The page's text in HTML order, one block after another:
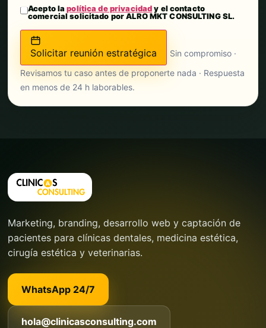
Acepto lapolítica de privacidady el contacto
comercial solicitado por ALRO MKT CONSULTING SL.
Solicitar reunión estratégica
Sin compromiso ·
Revisamos tu caso antes de proponerte nada · Respuesta
en menos de 24 h laborables.
Marketing, branding, desarrollo web y captación de
pacientes para clínicas dentales, medicina estética,
cirugía estética y veterinarias.
WhatsApp 24/7
hola@clinicasconsulting.com